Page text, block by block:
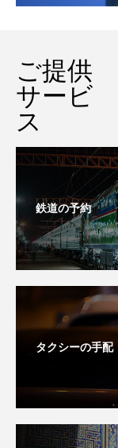
ご提供
サービ
ス
鉄道の予約
タクシーの手配